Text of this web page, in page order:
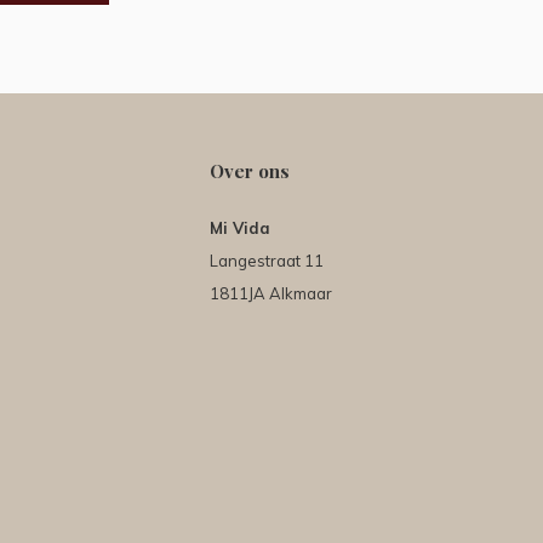
Over ons
Mi Vida
Langestraat 11
1811JA Alkmaar